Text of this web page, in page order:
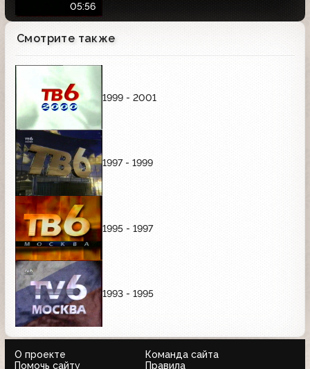
05:56
Смотрите также
1999 - 2001
1997 - 1999
1995 - 1997
1993 - 1995
О проекте
Команда сайта
Помочь сайту
Правила